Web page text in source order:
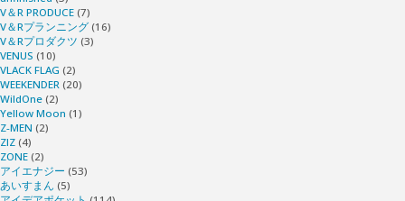
V＆R PRODUCE (7)
V＆Rプランニング (16)
V＆Rプロダクツ (3)
VENUS (10)
VLACK FLAG (2)
WEEKENDER (20)
WildOne (2)
Yellow Moon (1)
Z-MEN (2)
ZIZ (4)
ZONE (2)
アイエナジー (53)
あいすまん (5)